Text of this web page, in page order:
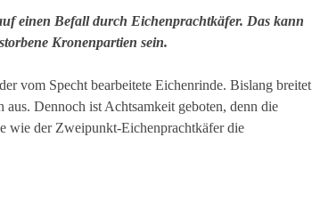
einen Befall durch Eichenprachtkäfer. Das kann
Kronenpartien sein.
vom Specht bearbeitete Eichenrinde. Bislang breitet
Dennoch ist Achtsamkeit geboten, denn die
wie der Zweipunkt-Eichenprachtkäfer die